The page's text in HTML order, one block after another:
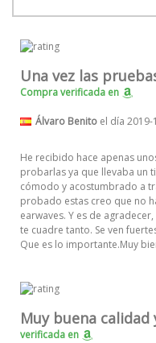
Una vez las
Compra verificada en
Álvaro Benito el día 2019-
He recibido hace apenas
probarlas ya que llevaba un
cómodo y acostumbrado a
probado estas creo que no
earwaves. Y es de
te cuadre tanto. Se ven
Que es lo importante.Muy
Muy buena
verificada en